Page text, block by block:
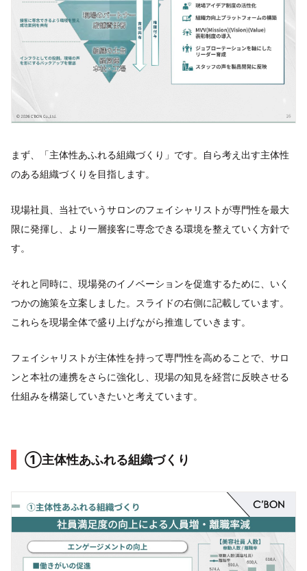
まず、「主体性あふれる組織づくり」です。自ら考え出す主体性
のある組織づくりを目指します。
現場社員、当社でいうサロンのフェイシャリストが専門性を最大
限に発揮し、より一層接客に専念できる環境を整えていく方針で
す。
それと同時に、現場発のイノベーションを促進するために、いく
つかの施策を立案しました。スライドの右側に記載しています。
これらを現場全体で盛り上げながら推進していきます。
フェイシャリストが主体性を持って専門性を高めることで、サロ
ンと本社の連携をさらに強化し、現場の知見を経営に反映させる
仕組みを構築していきたいと考えています。
①主体性あふれる組織づくり